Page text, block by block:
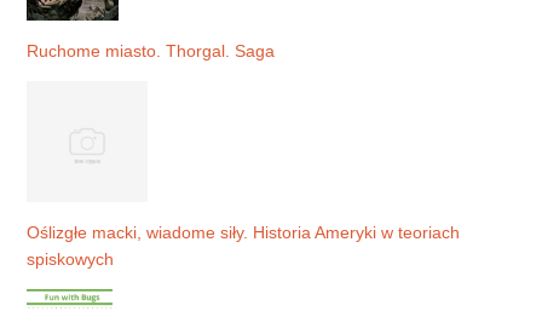
Ruchome miasto. Thorgal. Saga
Oślizgłe macki, wiadome siły. Historia Ameryki w teoriach
spiskowych